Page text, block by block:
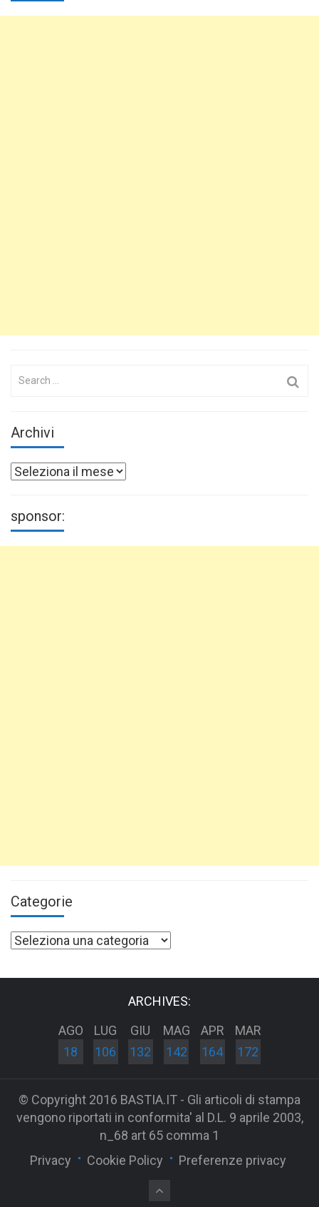
Search
Archivi
Archivi
sponsor:
Categorie
Categorie
ARCHIVES:
AGO
18
LUG
106
GIU
132
MAG
142
APR
164
MAR
172
© Copyright 2016 BASTIA.IT - Gli articoli di stampa
vengono riportati in conformita' al D.L. 9 aprile 2003,
n_68 art 65 comma 1
Privacy
Cookie Policy Preferenze privacy